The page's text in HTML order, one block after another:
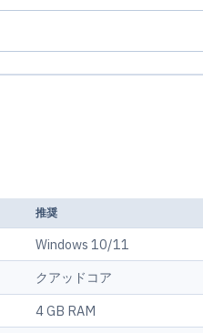
推奨
Windows 10/11
クアッドコア
4 GB RAM